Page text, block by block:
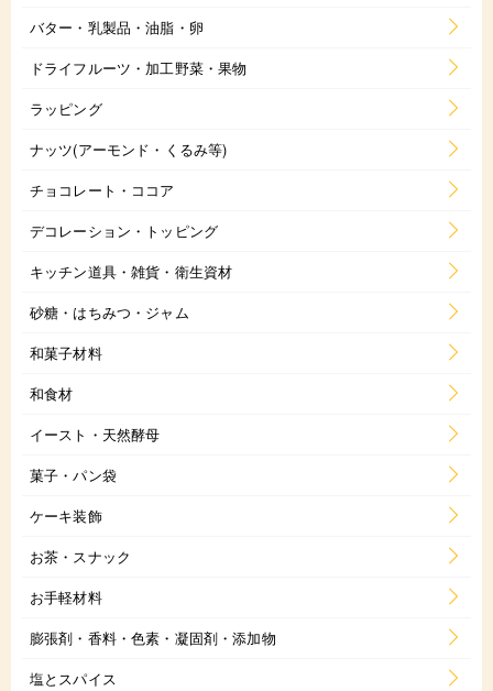
バター・乳製品・油脂・卵
ドライフルーツ・加工野菜・果物
ラッピング
ナッツ(アーモンド・くるみ等)
チョコレート・ココア
デコレーション・トッピング
キッチン道具・雑貨・衛生資材
砂糖・はちみつ・ジャム
和菓子材料
和食材
イースト・天然酵母
菓子・パン袋
ケーキ装飾
お茶・スナック
お手軽材料
膨張剤・香料・色素・凝固剤・添加物
塩とスパイス